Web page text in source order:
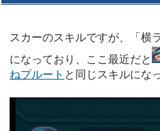
スカーのスキルですが、「横
になっており、ここ最近だと
ねプルート と同じスキルにな